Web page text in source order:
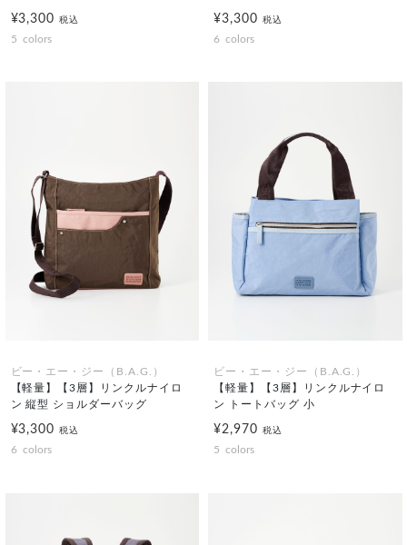
¥3,300税込
5 colors
¥3,300 税込
6 colors
ビー・エー・ジー（B.A.G.）
【軽量】【3層】リンクルナイロ
ン 縦型 ショルダーバッグ
¥3,300税込
6 colors
ビー・エー・ジー（B.A.G.）
【軽量】【3層】リンクルナイロ
ン トートバッグ 小
¥2,970 税込
5 colors